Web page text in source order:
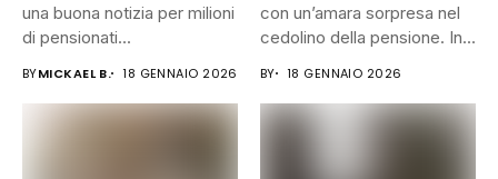
una buona notizia per milioni
di pensionati...
BYMICKAEL B. 18 GENNAIO 2026
con un’amara sorpresa nel
cedolino della pensione. In...
BY 18 GENNAIO 2026